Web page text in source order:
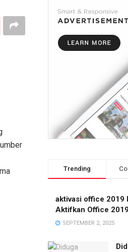
Trending
aktivasi office 2019
Aktifkan Office
SEPTEMBER 2, 2025